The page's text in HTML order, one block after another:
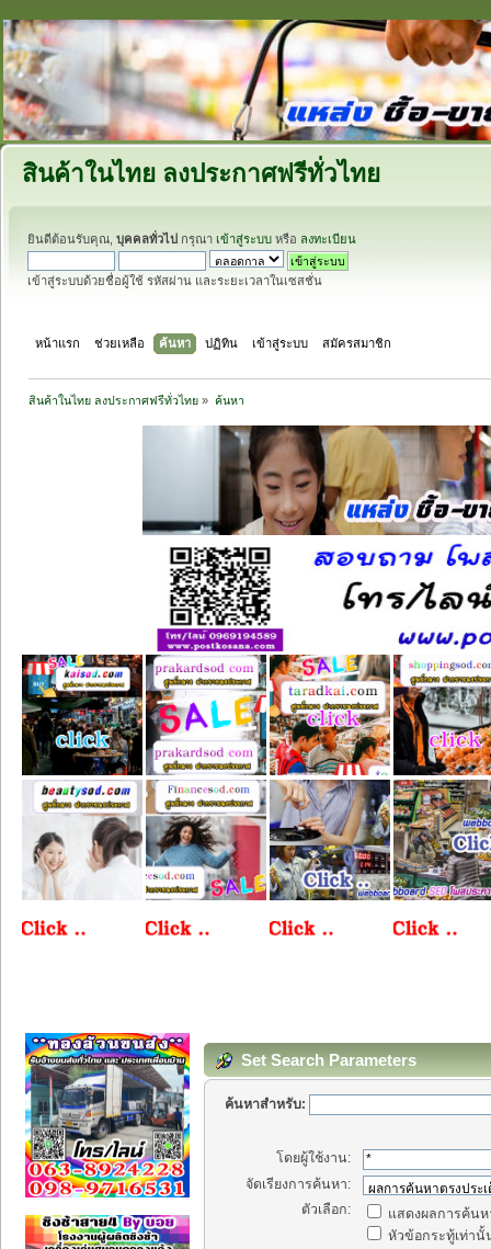
สินค้าในไทย ลงประกาศฟรีทั่วไทย
ยินดีต้อนรับคุณ, บุคคลทั่วไป กรุณา เข้าสู่ระบบ หรือ ลงทะเบียน
เข้าสู่ระบบด้วยชื่อผู้ใช้ รหัสผ่าน และระยะเวลาในเซสชั่น
หน้าแรก ช่วยเหลือ ค้นหา ปฏิทิน เข้าสู่ระบบ สมัครสมาชิก
สินค้าในไทย ลงประกาศฟรีทั่วไทย » ค้นหา
Set Search Parameters
ค้นหาสำหรับ:
โดยผู้ใช้งาน:
จัดเรียงการค้นหา:
ตัวเลือก:
แสดงผลการค้น
หัวข้อกระทู้เท่านั้